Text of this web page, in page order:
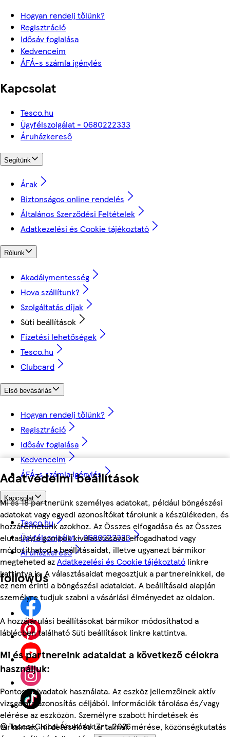
Adatvédelmi beállítások
Mi és 18 partnerünk személyes adatokat, például böngészési
adatokat vagy egyedi azonosítókat tárolunk a készülékeden, és
hozzáférhetünk azokhoz. Az Összes elfogadása és az Összes
elutasítása gombok kiválasztásával elfogadhatod vagy
módosíthatod a beállításaidat, illetve ugyanezt bármikor
megteheted azAdatkezelési és Cookie tájékoztató linkre
kattintva is. A választásaidat megosztjuk a partnereinkkel, de
ez nem érinti a böngészési adataidat. A beállításaid alapján
személyre tudjuk szabni a vásárlási élményedet az oldalon.
A hozzájárulási beállításokat bármikor módosíthatod a
láblécben található Süti beállítások linkre kattintva.
Mi és partnereink adataidat a következő célokra
használjuk:
Pontos helyadatok használata. Az eszköz jellemzőinek aktív
vizsgálata azonosítás céljából. Információk tárolása és/vagy
elérése az eszközön. Személyre szabott hirdetések és
tartalmak, hirdetések és tartalmak mérése, közönségkutatás
Hogyan rendelj tőlünk?
Regisztráció
Idősáv foglalása
Kedvenceim
ÁFÁ-s számla igénylés
Kapcsolat
Tesco.hu
Ügyfélszolgálat - 0680222333
Áruházkereső
Segítünk
Árak
Biztonságos online rendelés
Általános Szerződési Feltételek
Adatkezelési és Cookie tájékoztató
Rólunk
Akadálymentesség
Hova szállítunk?
Szolgáltatás díjak
Süti beállítások
Fizetési lehetőségek
Tesco.hu
Clubcard
Első bevásárlás
Hogyan rendelj tőlünk?
Regisztráció
Idősáv foglalása
Kedvenceim
ÁFÁ-s számla igénylés
Kapcsolat
Tesco.hu
Ügyfélszolgálat - 0680222333
Áruházkereső
followUs
©Tesco-Global Áruházak Zrt. 2026